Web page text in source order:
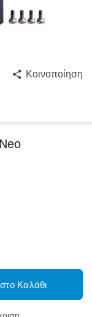
Κοινοποίηση
Καλάθι